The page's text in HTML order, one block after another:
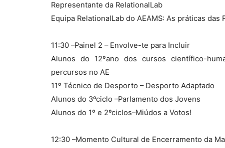
Representante da RelationalLab
Equipa RelationalLab do AEAMS: As práticas
11:30 –Painel 2 – Envolve-te para Incluir
Alunos do 12ºano dos cursos científico-
percursos no AE
11º Técnico de Desporto – Desporto Adaptado
Alunos do 3ºciclo –Parlamento dos Jovens
Alunos do 1º e 2ºciclos–Miúdos a Votos!
12:30 –Momento Cultural de Encerramento da